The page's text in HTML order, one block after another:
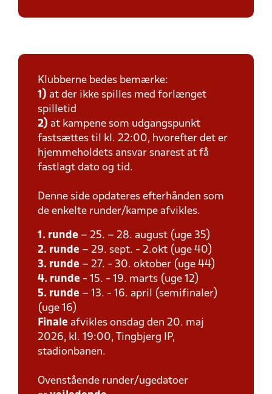
Klubberne bedes bemærke:
1) at der ikke spilles med forlænget
spilletid
2) at kampene som udgangspunkt
fastsættes til kl. 22:00, hvorefter det er
hjemmeholdets ansvar snarest at få
fastlagt dato og tid.
Denne side opdateres efterhånden som
de enkelte runder/kampe afvikles.
1. runde – 25. – 28. august (uge 35)
2. runde – 29. sept. - 2.okt (uge 40)
3. runde – 27. - 30. oktober (uge 44)
4. runde - 15. - 19. marts (uge 12)
5. runde – 13. - 16. april (semifinaler)
(uge 16)
Finale afvikles onsdag den 20. maj
2026, kl. 19:00, Tingbjerg IP,
stadionbanen.
Ovenstående runder/ugedatoer